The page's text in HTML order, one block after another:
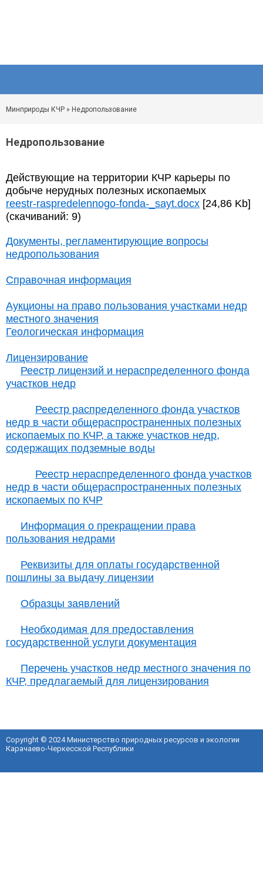
Минприроды КЧР » Недропользование
Недропользование
Действующие на территории КЧР карьеры по
добыче нерудных полезных ископаемых
reestr-raspredelennogo-fonda-_sayt.docx [24,86 Kb]
(cкачиваний: 9)
Документы, регламентирующие вопросы
недропользования
Справочная информация
Аукционы на право пользования участками недр
местного значения
Геологическая информация
Лицензирование
Реестр лицензий и нераспределенного фонда
участков недр
Реестр распределенного фонда участков
недр в части общераспространенных полезных
ископаемых по КЧР, а также участков недр,
содержащих подземные воды
Реестр нераспределенного фонда участков
недр в части общераспространенных полезных
ископаемых по КЧР
Информация о прекращении права
пользования недрами
Реквизиты для оплаты государственной
пошлины за выдачу лицензии
Образцы заявлений
Необходимая для предоставления
государственной услуги документация
Перечень участков недр местного значения по
КЧР, предлагаемый для лицензирования
Copyright © 2024 Министерство природных ресурсов и экологии
Карачаево-Черкесской Республики